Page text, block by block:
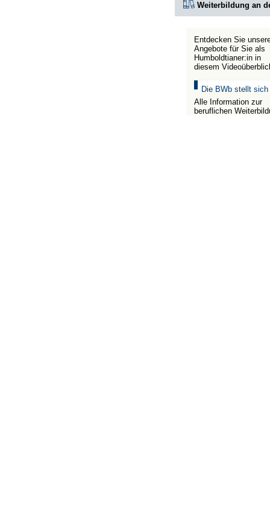
Weiterbildung an
Entdecken Sie
Angebote für Sie als
Humboldtianer:in in
diesem
Die BWb stellt sich
Alle Information zur
beruflichen